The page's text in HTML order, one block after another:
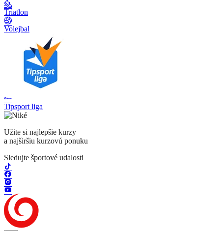
Triatlon
Volejbal
Tipsport liga
Užite si najlepšie kurzy
a najširšiu kurzovú ponuku
Sledujte športové udalosti